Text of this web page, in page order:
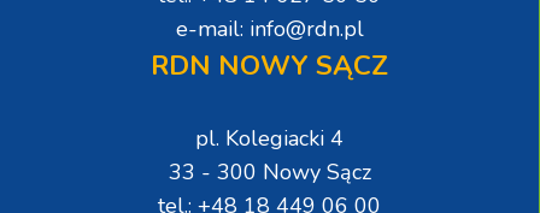
e-mail: info@rdn.pl
RDN NOWY SĄCZ
pl. Kolegiacki 4
33 - 300 Nowy Sącz
tel.: +48 18 449 06 00